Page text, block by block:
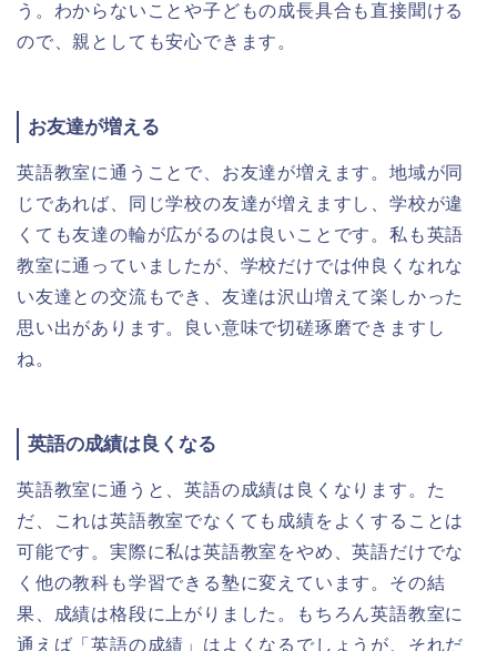
う。わからないことや子どもの成長具合も直接聞ける
ので、親としても安心できます。
お友達が増える
英語教室に通うことで、お友達が増えます。地域が同
じであれば、同じ学校の友達が増えますし、学校が違
くても友達の輪が広がるのは良いことです。私も英語
教室に通っていましたが、学校だけでは仲良くなれな
い友達との交流もでき、友達は沢山増えて楽しかった
思い出があります。良い意味で切磋琢磨できますし
ね。
英語の成績は良くなる
英語教室に通うと、英語の成績は良くなります。た
だ、これは英語教室でなくても成績をよくすることは
可能です。実際に私は英語教室をやめ、英語だけでな
く他の教科も学習できる塾に変えています。その結
果、成績は格段に上がりました。もちろん英語教室に
通えば「英語の成績」はよくなるでしょうが、それだ